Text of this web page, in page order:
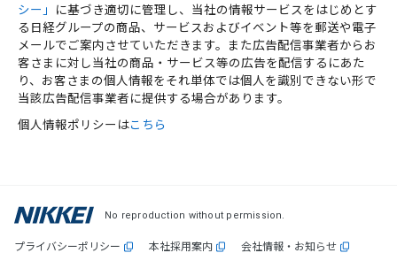
シー」
に基づき適切に管理し、当社の情報サービスをはじめとす
る日経グループの商品、サービスおよびイベント等を郵送や電子
メールでご案内させていただきます。また広告配信事業者からお
客さまに対し当社の商品・サービス等の広告を配信するにあた
り、お客さまの個人情報をそれ単体では個人を識別できない形で
当該広告配信事業者に提供する場合があります。
個人情報ポリシーはこちら
No reproduction without permission.
プライバシーポリシー 本社採用案内 会社情報・お知らせ